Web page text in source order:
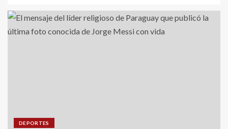
DEPORTES